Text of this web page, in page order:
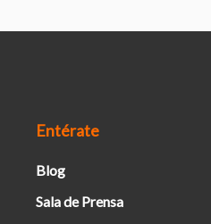
Entérate
Blog
Sala de Prensa